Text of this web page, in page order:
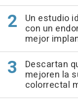
Un estudio
con un
mejor
Descartan
mejoren la
colorrectal